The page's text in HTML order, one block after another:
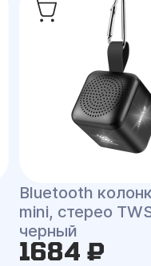
Bluetooth
mini, стерео
черный
1684 ₽